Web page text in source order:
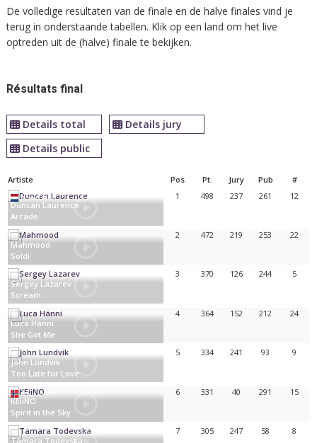
De volledige resultaten van de finale en de halve finales vind je
terug in onderstaande tabellen. Klik op een land om het live
optreden uit de (halve) finale te bekijken.
Résultats final
Details total
Details jury
Details public
Artiste Pos Pt. Jury Pub
#
Pays-Bas
Duncan Laurence
Arcade
1 498 237 261 12
Italie
Mahmood
Soldi
2 472 219 253 22
Russie
Sergey Lazarev
Scream
3 370 126 244 5
Suisse
Luca Hänni
She Got Me
4 364 152 212 24
Suède
John Lundvik
Too Late for Love
5 334 241 93 9
Norvège
KEiiNO
Spirit in the Sky
6 331 40 291 15
Tamara Todevska
7 305 247 58 8